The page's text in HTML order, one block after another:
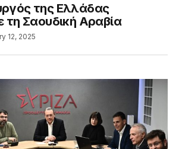
της Ελλάδας
τη Σαουδική Αραβία
12, 2025